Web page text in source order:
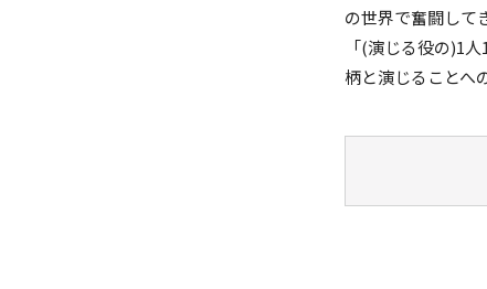
の世界で奮闘して
「(演じる役の)1
柄と演じることへ